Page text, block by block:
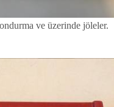
ve üzerinde jöleler.